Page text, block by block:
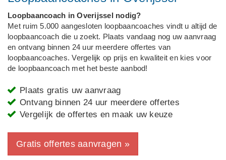
Loopbaancoach in Overijssel nodig?
Met ruim 5.000 aangesloten loopbaancoaches vindt u altijd de
loopbaancoach die u zoekt. Plaats vandaag nog uw aanvraag
en ontvang binnen 24 uur meerdere offertes van
loopbaancoaches. Vergelijk op prijs en kwaliteit en kies voor
de loopbaancoach met het beste aanbod!
Plaats gratis uw aanvraag
Ontvang binnen 24 uur meerdere offertes
Vergelijk de offertes en maak uw keuze
Gratis offertes aanvragen »